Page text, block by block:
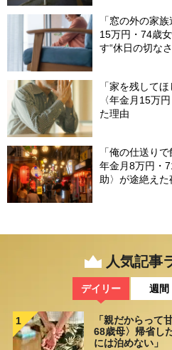
「窓の外の家
15万円・74歳
す“休日の切な
「家を残して
〈年金月15万
た理由
「俺の仕送り
年金月8万円・
助〉が途絶えた
人気記事
デイリー 週間
1
「親だからって
68歳母〉帰省し
には泊めない」